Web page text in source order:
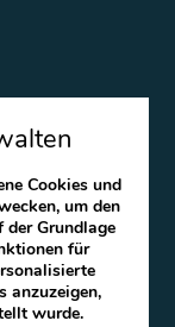
Cookies und
um den
der Grundlage
für
anzuzeigen,
wurde.